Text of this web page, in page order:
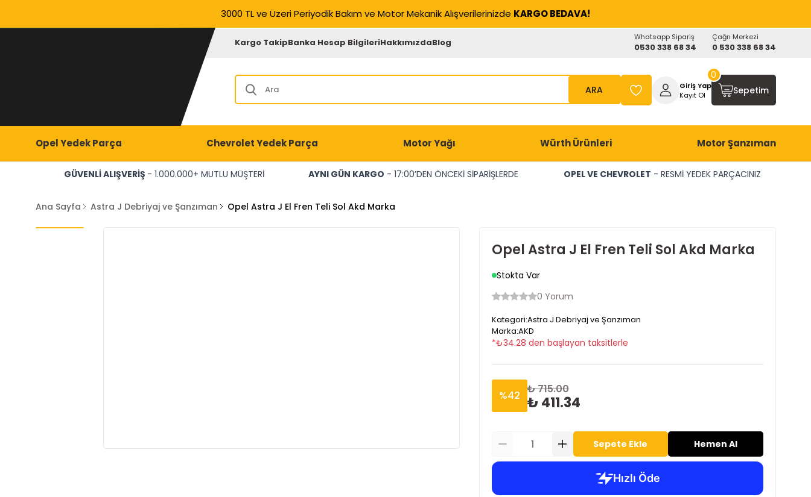
3000 TL ve Üzeri Periyodik Bakım ve Motor Mekanik Alışverilerinizde KARGO BEDAVA!
Kargo TakipBanka Hesap BilgileriHakkımızdaBlog Whatsapp Sipariş
0530 338 68 34
Çağrı Merkezi
0 530 338 68 34
ARA
Giriş Yap
Kayıt Ol
Sepetim
0
Opel Yedek Parça Chevrolet Yedek Parça Motor Yağı Würth Ürünleri Motor Şanzıman
GÜVENLİ ALIŞVERİŞ - 1.000.000+ MUTLU MÜŞTERİ AYNI GÜN KARGO - 17:00’DEN ÖNCEKİ SİPARİŞLERDE OPEL VE CHEVROLET - RESMİ YEDEK PARÇACINIZ
Ana Sayfa Astra J Debriyaj ve Şanzıman Opel Astra J El Fren Teli Sol Akd Marka
Opel Astra J El Fren Teli Sol Akd Marka
Stokta Var
0 Yorum
Kategori:Astra J Debriyaj ve Şanzıman
Marka:AKD
*₺34.28 den başlayan taksitlerle
%42 ₺ 715.00
₺ 411.34
Sepete Ekle Hemen Al